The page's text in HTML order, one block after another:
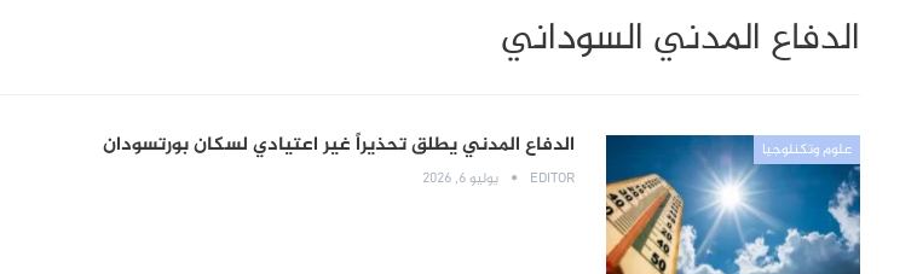
الدفاع المدني السوداني
علوم وتكنلوجيا الدفاع المدني يطلق تحذيراً غير اعتيادي لسكان بورتسودان
EDITOR يوليو 6, 2026